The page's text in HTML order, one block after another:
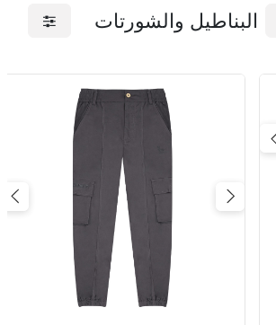
البناطيل والشورتات
Next
Previous